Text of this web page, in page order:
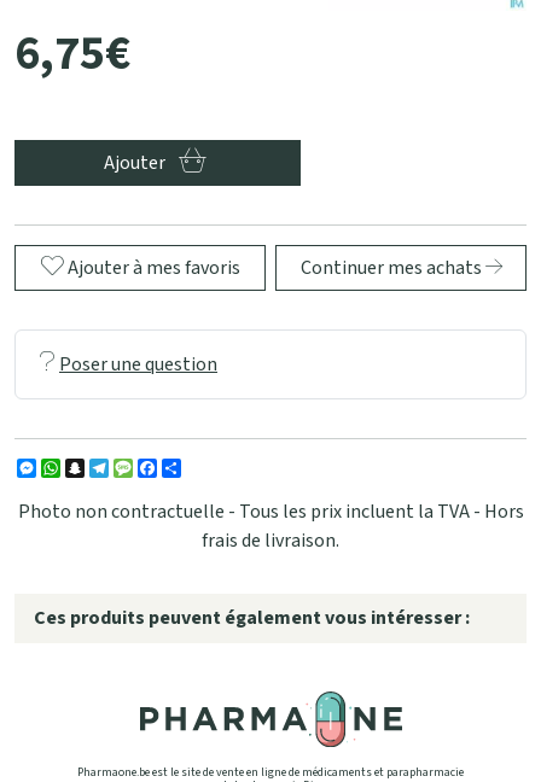
6,75€
Ajouter
Ajouter à mes favoris Continuer mes achats
Poser une question
Messenger
WhatsApp
Snapchat
Telegram
MessageFacebook
Photo non contractuelle - Tous les prix incluent la TVA - Hors
frais de livraison.
Ces produits peuvent également vous intéresser :
Pharmaone.be est le site de vente en ligne de médicaments et parapharmacie